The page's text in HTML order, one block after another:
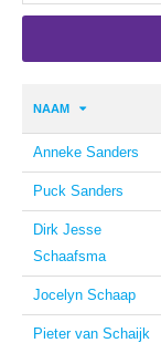
NAAM
Anneke Sanders
Puck Sanders
Dirk Jesse
Schaafsma
Jocelyn Schaap
Pieter van Schaijk